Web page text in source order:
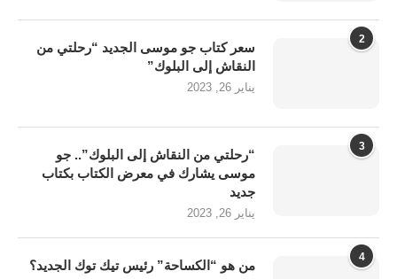
2
سعر كتاب جو موسى الجديد “رحلتي من
النقاش إلى البلوك”
يناير 26, 2023
3
“رحلتي من النقاش إلى البلوك”.. جو
موسى يشارك في معرض الكتاب بكتاب
جديد
يناير 26, 2023
4
من هو “الكساحة” رئيس تيك توك الجديد؟